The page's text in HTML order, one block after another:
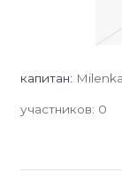
капитан:
участников: 0